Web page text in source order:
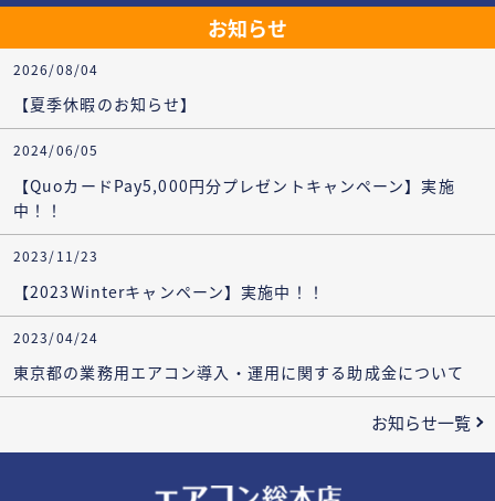
お知らせ
2026/08/04
【夏季休暇のお知らせ】
2024/06/05
【QuoカードPay5,000円分プレゼントキャンペーン】実施
中！！
2023/11/23
【2023Winterキャンペーン】実施中！！
2023/04/24
東京都の業務用エアコン導入・運用に関する助成金について
お知らせ一覧